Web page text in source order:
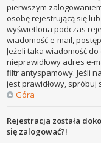
pierwszym
osobę rejestrującą się
wyświetlona podczas
wiadomość e-mail,
Jeżeli taka wiadomość
nieprawidłowy adres e-
filtr antyspamowy. Jeśli
jest prawidłowy,
Góra
Rejestracja została
się zalogować?!